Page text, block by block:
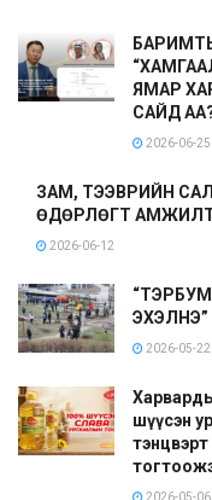
ЯМАР
САЙД
2026-06-25
ЗАМ, ТЭЭВРИЙН
ӨДӨРЛӨГТ
2026-06-12
ЭХЭЛНЭ”
2026-05-22
шүүсэн
2026-05-06